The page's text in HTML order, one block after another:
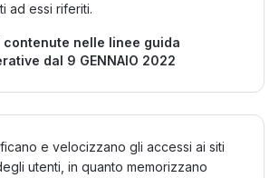
ad essi riferiti.
nelle linee guida
dal 9 GENNAIO 2022
e velocizzano gli accessi ai siti
utenti, in quanto memorizzano